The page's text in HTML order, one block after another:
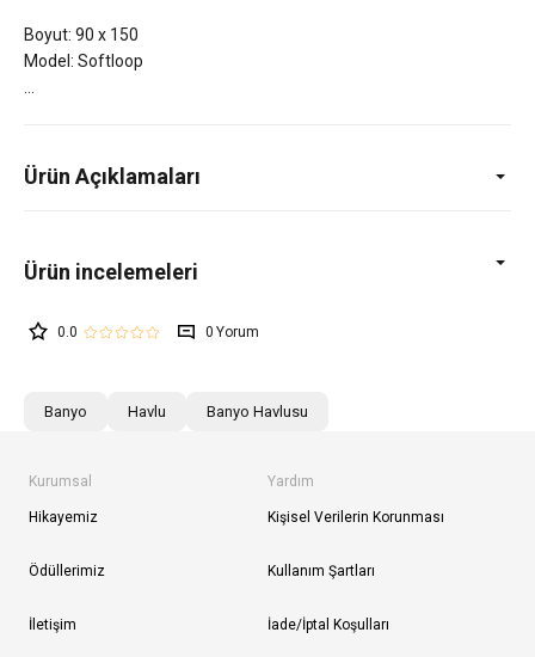
Boyut: 90 x 150
Model: Softloop
Ürün Açıklamaları
0.0 0
Banyo Havlu Banyo Havlusu
Kurumsal
Hikayemiz
Ödüllerimiz
İletişim
Yardım
Kişisel Verilerin Korunması
Kullanım Şartları
İade/İptal Koşulları